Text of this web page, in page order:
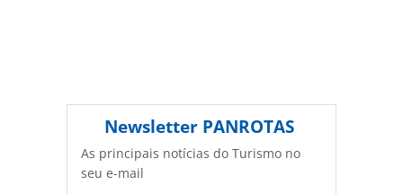
Newsletter PANROTAS
As principais notícias do Turismo no
seu e-mail